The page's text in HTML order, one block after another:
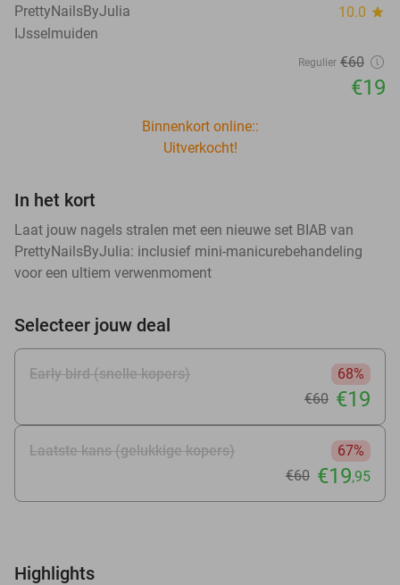
PrettyNailsByJulia 10.0 star
IJsselmuiden
Regulier €60
€19
Binnenkort online::
Uitverkocht!
In het kort
Laat jouw nagels stralen met een nieuwe set BIAB van
PrettyNailsByJulia: inclusief mini-manicurebehandeling
voor een ultiem verwenmoment
Selecteer jouw deal
Early bird (snelle kopers)
68%
€60 €19
Laatste kans (gelukkige kopers)
67%
€60 €19,95
Highlights